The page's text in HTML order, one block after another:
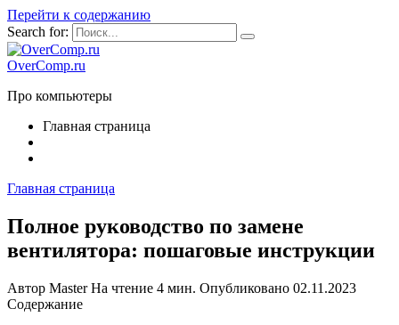
Перейти к содержанию
Search for:
OverComp.ru
Про компьютеры
Главная страница
Главная страница
Полное руководство по замене
вентилятора: пошаговые инструкции
Автор Master На чтение 4 мин. Опубликовано 02.11.2023
Содержание